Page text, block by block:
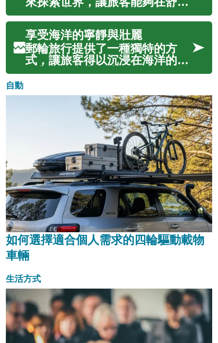
需要的人提供必要的支援。這些
計畫的目標...
的環境中，輕鬆抵達多個目的
地。這種旅行方式結合了海上航
行的寧靜與岸上觀光的精彩，為
不同年齡層和興趣的旅人創造難
忘的體驗。從廣闊的海洋到異國
情調的港口，郵輪假期開啟了一
享受海洋的寧靜與壯麗
郵輪旅行提供了一種獨特的方
式，讓旅客得以沉浸在海洋的寧
靜與宏偉之中。這不僅是一次從
合了探險、放鬆與奢華體驗的移
動式度假。想像一下，您的住
宿、餐飲、娛樂和交通都由一艘
設備齊全的浮動度假村承載，每
天醒來都能欣賞...
自動
如何選擇適合個人需求的四輪驅動載物
車輛
生活方式